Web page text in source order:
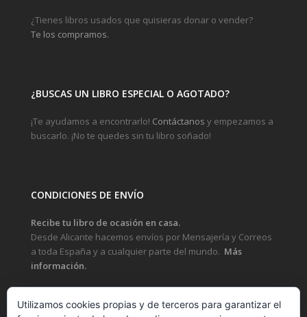
¿Tienes libros usados que quisieras donar o vender?
Te los compramos.
¿BUSCAS UN LIBRO ESPECIAL O AGOTADO?
¡Te ayudamos a encontrarlo! Contáctanos y empezamos a
buscarlo. ¡No te quedes sin tu libro soñado!
CONDICIONES DE ENVÍO
Recibe tu libro de ocasión en casa.
Desde Alicante hacemos envíos por Mensajería y Correos
a toda España y a cualquier parte del mundo. Más
información.
Utilizamos cookies propias y de terceros para garantizar el